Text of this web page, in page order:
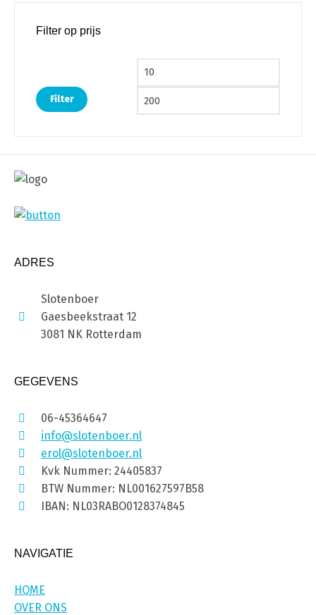
Filter op prijs
Min. prijs
Filter
ADRES
Slotenboer
Gaesbeekstraat 12
3081 NK Rotterdam
GEGEVENS
06-45364647
info@slotenboer.nl
erol@slotenboer.nl
Kvk Nummer: 24405837
BTW Nummer: NL001627597B58
IBAN: NL03RABO0128374845
NAVIGATIE
HOME
OVER ONS